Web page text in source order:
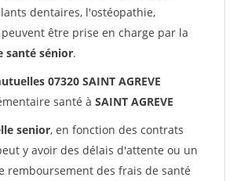
dentaires, l'ostéopathie,
être prise en charge par la
santé sénior.
07320 SAINT AGREVE
santé à SAINT AGREVE
senior, en fonction des contrats
y avoir des délais d'attente ou un
remboursement des frais de santé